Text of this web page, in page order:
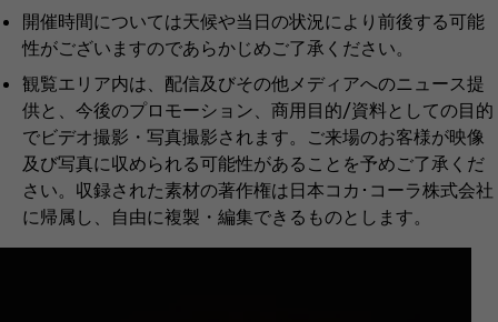
開催時間については天候や当日の状況により前後する可能
性がございますのであらかじめご了承ください。​
観覧エリア内は、配信及びその他メディアへのニュース提
供と、今後のプロモーション、商用目的/資料としての目的
でビデオ撮影・写真撮影されます。ご来場のお客様が映像
及び写真に収められる可能性があることを予めご了承くだ
さい。収録された素材の著作権は日本コカ･コーラ株式会社
に帰属し、自由に複製・編集できるものとします。​